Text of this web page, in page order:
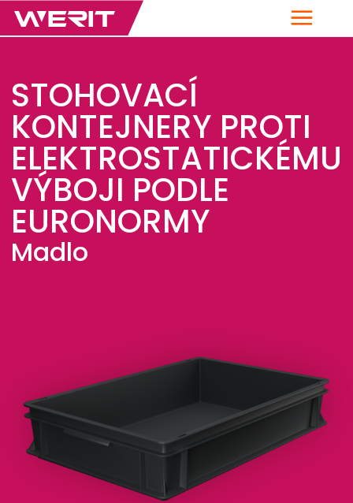
Menu
STOHOVACÍ
KONTEJNERY PROTI
ELEKTROSTATICKÉMU
VÝBOJI PODLE
EURONORMY
Madlo